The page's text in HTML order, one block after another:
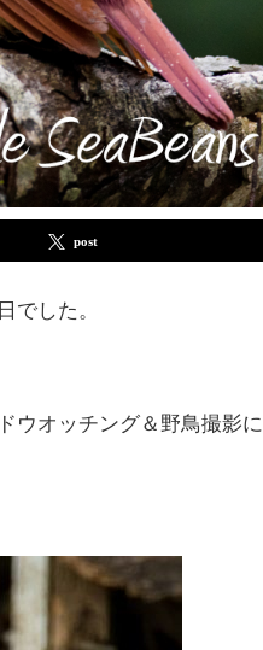
post
でした。
ウオッチング＆野鳥撮影に